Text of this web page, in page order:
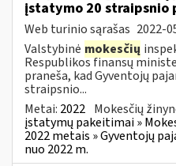
įstatymo 20
Web turinio sąrašas 2022-
Valstybinė mokesčių
Respublikos finansų
praneša, kad Gyventojų
straipsnio...
Metai: 2022 Mokesčių
įstatymų pakeitimai »
2022 metais » Gyventojų
nuo 2022 m.